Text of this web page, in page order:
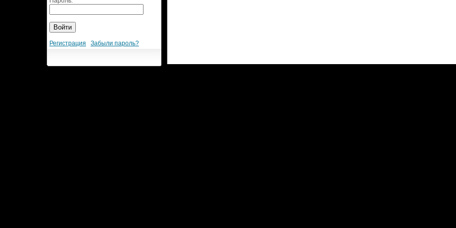
Регистрация Забыли пароль?